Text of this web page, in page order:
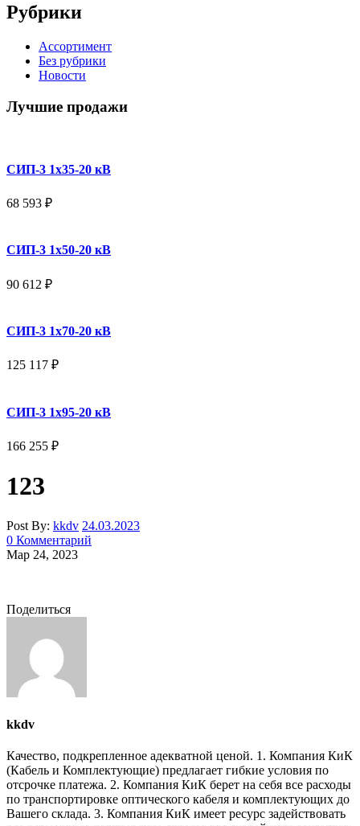
Рубрики
Ассортимент
Без рубрики
Новости
Лучшие продажи
СИП-3 1x35-20 кВ
68 593 ₽
СИП-3 1x50-20 кВ
90 612 ₽
СИП-3 1x70-20 кВ
125 117 ₽
СИП-3 1x95-20 кВ
166 255 ₽
123
Post By: kkdv 24.03.2023
0 Комментарий
Мар 24, 2023
Поделиться
kkdv
Качество, подкрепленное адекватной ценой. 1. Компания КиК
(Кабель и Комплектующие) предлагает гибкие условия по
отсрочке платежа. 2. Компания КиК берет на себя все расходы
по транспортировке оптического кабеля и комплектующих до
Вашего склада. 3. Компания КиК имеет ресурс задействовать